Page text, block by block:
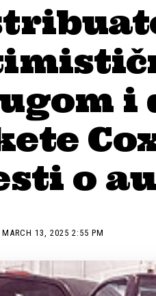
i
o
MARCH 13, 2025 2:55 PM